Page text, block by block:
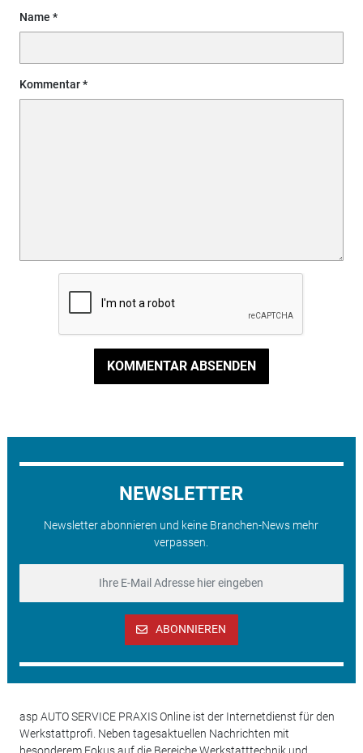
Name
Kommentar
KOMMENTAR ABSENDEN
NEWSLETTER
Newsletter abonnieren und keine Branchen-News mehr
verpassen.
ABONNIEREN
asp AUTO SERVICE PRAXIS Online ist der Internetdienst für den
Werkstattprofi. Neben tagesaktuellen Nachrichten mit